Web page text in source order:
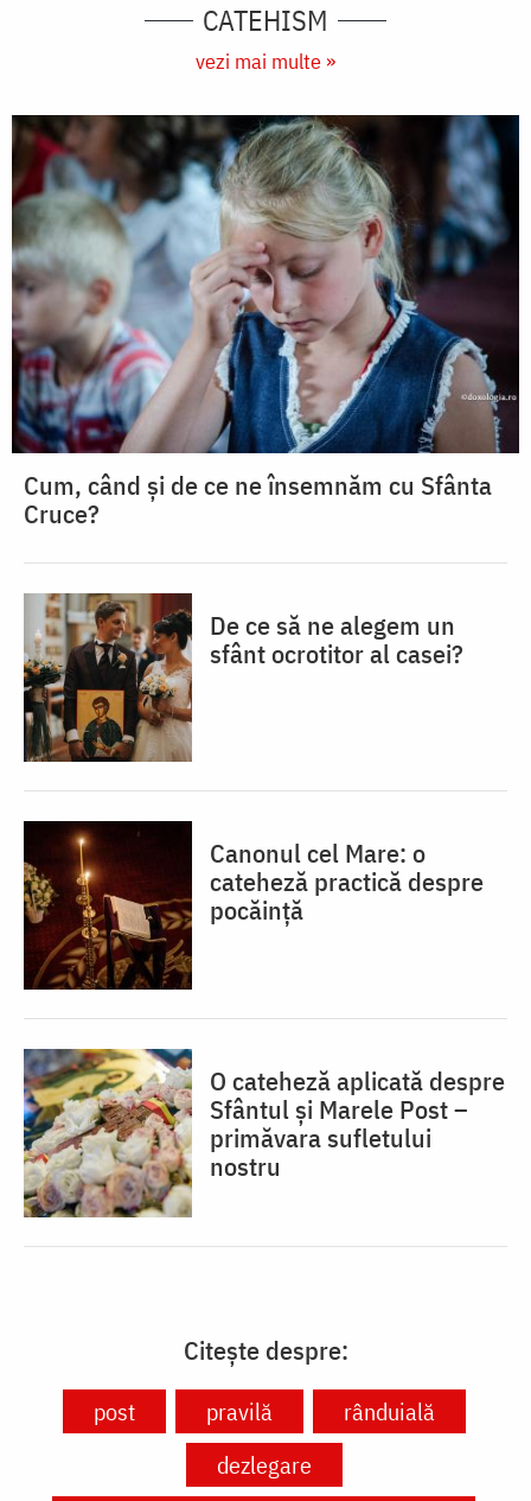
CATEHISM
vezi mai multe »
Cum, când și de ce ne însemnăm cu Sfânta
Cruce?
De ce să ne alegem un
sfânt ocrotitor al casei?
Canonul cel Mare: o
cateheză practică despre
pocăință
O cateheză aplicată despre
Sfântul și Marele Post –
primăvara sufletului
nostru
Citește despre:
post pravilă
rânduială
dezlegare